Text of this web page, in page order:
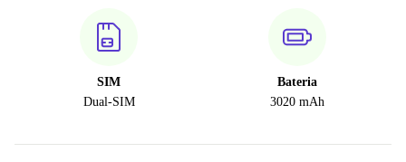
SIM
Dual-SIM
Bateria
3020 mAh